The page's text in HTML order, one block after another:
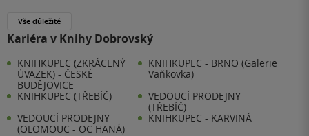
Vše důležité
Kariéra v Knihy Dobrovský
KNIHKUPEC (ZKRÁCENÝ
ÚVAZEK) - ČESKÉ
BUDĚJOVICE
KNIHKUPEC - BRNO (Galerie
Vaňkovka)
KNIHKUPEC (TŘEBÍČ)
VEDOUCÍ PRODEJNY
(TŘEBÍČ)
VEDOUCÍ PRODEJNY
(OLOMOUC - OC HANÁ)
KNIHKUPEC - KARVINÁ